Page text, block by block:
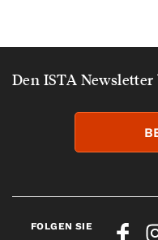
Den ISTA Newsletter
FOLGEN SIE